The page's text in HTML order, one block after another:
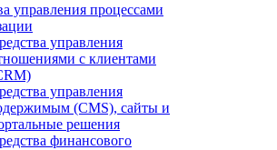
управления процессами
управления
с клиентами
управления
(CMS), сайты и
решения
финансового